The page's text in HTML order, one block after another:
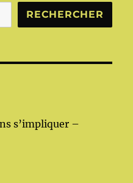
RECHERCHER
s’impliquer –